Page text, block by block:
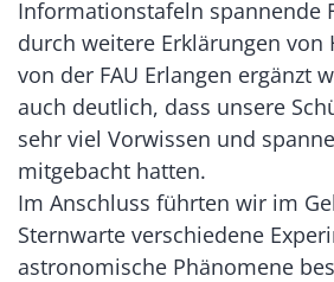
Informationstafeln spannende
durch weitere Erklärungen von
von der FAU Erlangen ergänzt
auch deutlich, dass unsere
sehr viel Vorwissen und
mitgebacht hatten.
Im Anschluss führten wir im
Sternwarte verschiedene
astronomische Phänomene